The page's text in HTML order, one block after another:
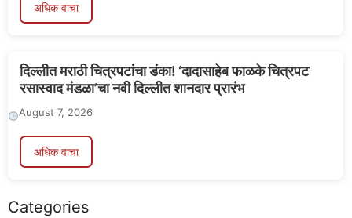
अधिक वाचा
दिल्लीत मराठी चित्रपटांचा डंका! ‘दादासाहेब फाळके चित्रपट
रसास्वाद मंडळा’चा नवी दिल्लीत शानदार प्रारंभ
August 7, 2026
अधिक वाचा
Categories